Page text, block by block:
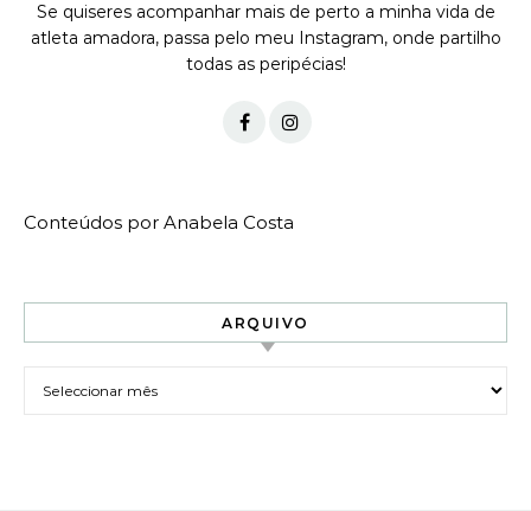
Se quiseres acompanhar mais de perto a minha vida de
atleta amadora, passa pelo meu Instagram, onde partilho
todas as peripécias!
Conteúdos por Anabela Costa
ARQUIVO